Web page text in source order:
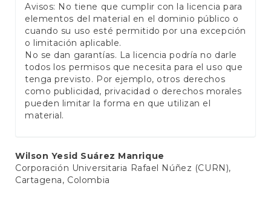
Avisos: No tiene que cumplir con la licencia para
elementos del material en el dominio público o
cuando su uso esté permitido por una excepción
o limitación aplicable.
No se dan garantías. La licencia podría no darle
todos los permisos que necesita para el uso que
tenga previsto. Por ejemplo, otros derechos
como publicidad, privacidad o derechos morales
pueden limitar la forma en que utilizan el
material.
Main
Article
Wilson Yesid Suárez Manrique
Corporación Universitaria Rafael Núñez (CURN),
Cartagena, Colombia